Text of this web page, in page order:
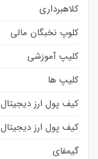
کلاهبرداری
کلوپ نخبگان مالی
کلیپ آموزشی
کلیپ ها
کیف پول ارز دیجیتال
کیف پول ارز دیجیتال
گیمفای